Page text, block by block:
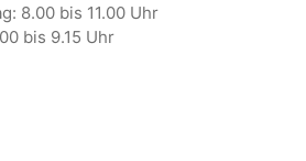
8.00 bis 11.00 Uhr
bis 9.15 Uhr